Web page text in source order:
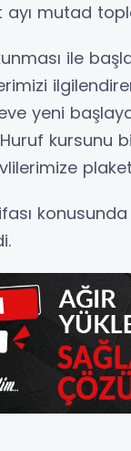
mutad
ile
yeni
kursunu